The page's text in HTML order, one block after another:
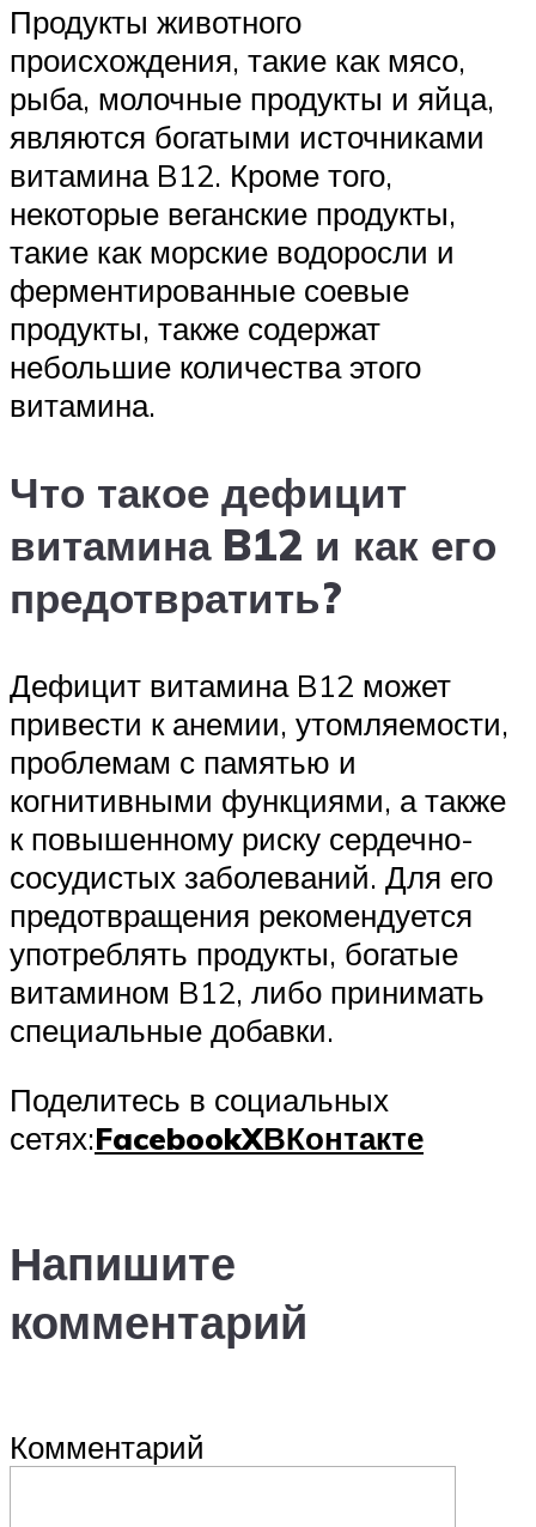
Продукты животного
происхождения, такие как мясо,
рыба, молочные продукты и яйца,
являются богатыми источниками
витамина B12. Кроме того,
некоторые веганские продукты,
такие как морские водоросли и
ферментированные соевые
продукты, также содержат
небольшие количества этого
витамина.
Что такое дефицит
витамина B12 и как его
предотвратить?
Дефицит витамина B12 может
привести к анемии, утомляемости,
проблемам с памятью и
когнитивными функциями, а также
к повышенному риску сердечно-
сосудистых заболеваний. Для его
предотвращения рекомендуется
употреблять продукты, богатые
витамином B12, либо принимать
специальные добавки.
Поделитесь в социальных
сетях:FacebookXВКонтакте
Напишите
комментарий
Комментарий